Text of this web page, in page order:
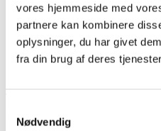
vores hjemmeside med
partnere kan kombinere
oplysninger, du har givet
fra din brug af deres
Nødvendig
Hos Om CHI